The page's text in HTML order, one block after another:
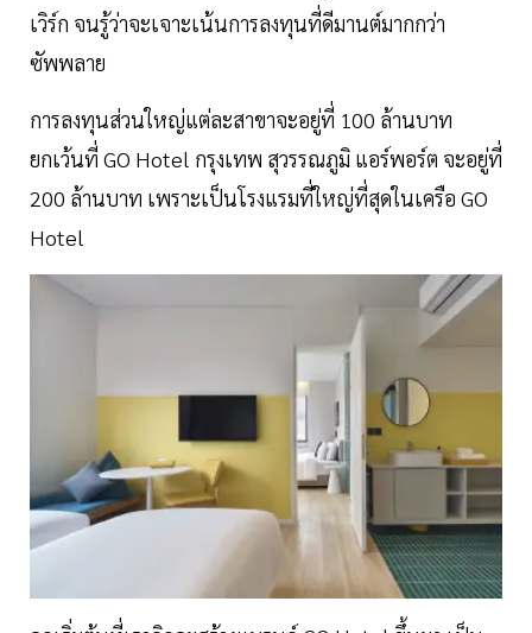
เวิร์ก จนรู้ว่าจะเจาะเน้นการลงทุนที่ดีมานต์มากกว่า
ซัพพลาย
การลงทุนส่วนใหญ่แต่ละสาขาจะอยู่ที่ 100 ล้านบาท
ยกเว้นที่ GO Hotel กรุงเทพ สุวรรณภูมิ แอร์พอร์ต จะอยู่ที่
200 ล้านบาท เพราะเป็นโรงแรมที่ใหญ่ที่สุดในเครือ GO
Hotel